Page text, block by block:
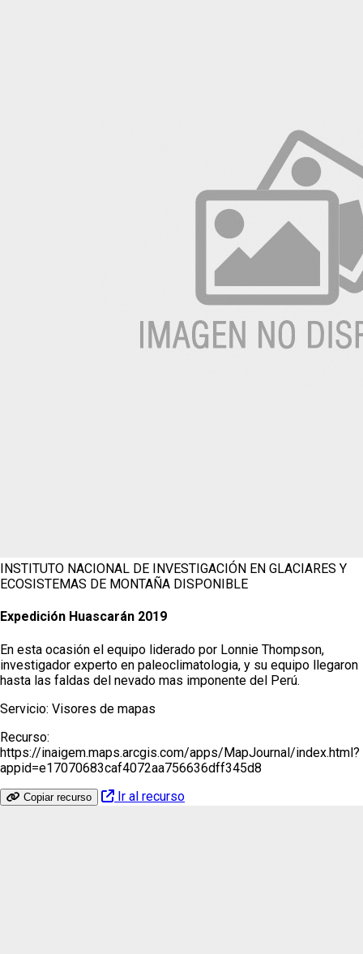
INSTITUTO NACIONAL DE INVESTIGACIÓN EN GLACIARES Y
ECOSISTEMAS DE MONTAÑA DISPONIBLE
Expedición Huascarán 2019
En esta ocasión el equipo liderado por Lonnie Thompson,
investigador experto en paleoclimatologia, y su equipo llegaron
hasta las faldas del nevado mas imponente del Perú.
Servicio: Visores de mapas
Recurso:
https://inaigem.maps.arcgis.com/apps/MapJournal/index.html?
appid=e17070683caf4072aa756636dff345d8
Copiar recurso Ir al recurso